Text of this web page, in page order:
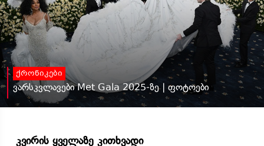
ქრონიკები
ვარსკვლავები Met Gala 2025-ზე | ფოტოები
კვირის ყველაზე კითხვადი